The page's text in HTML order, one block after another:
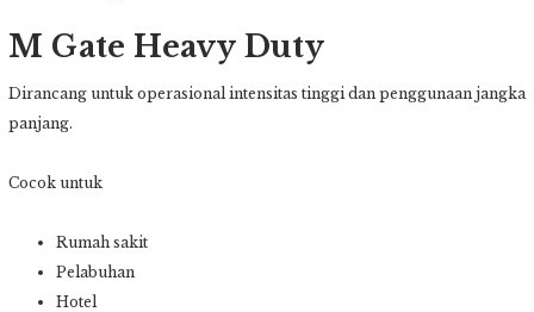
M Gate Heavy Duty
Dirancang untuk operasional intensitas tinggi dan penggunaan jangka
panjang.
Cocok untuk
Rumah sakit
Pelabuhan
Hotel